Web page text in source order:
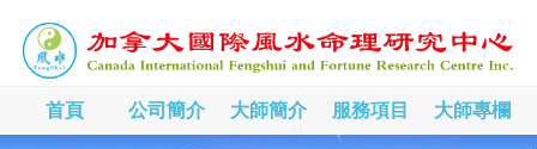
首頁 公司簡介 大師簡介 服務項目 大師專欄